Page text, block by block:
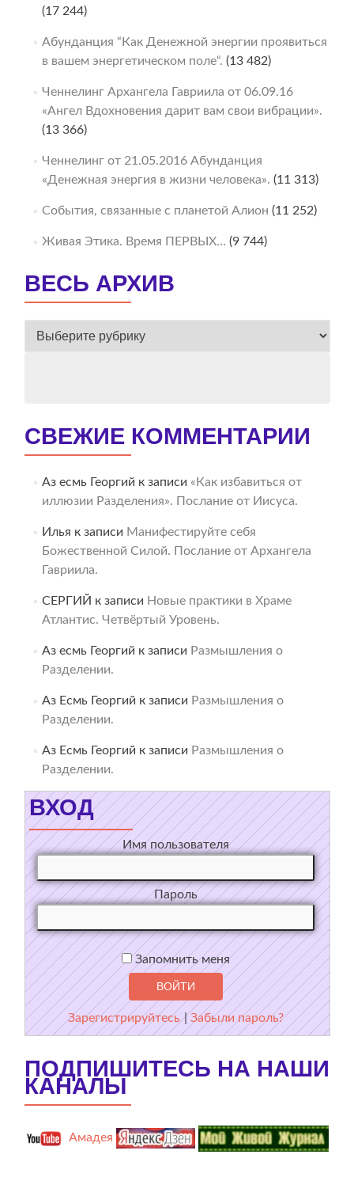
(17 244)
Абунданция “Как Денежной энергии проявиться
в вашем энергетическом поле“. (13 482)
Ченнелинг Архангела Гавриила от 06.09.16
«Ангел Вдохновения дарит вам свои вибрации».
(13 366)
Ченнелинг от 21.05.2016 Абунданция
«Денежная энергия в жизни человека». (11 313)
События, связанные с планетой Алион (11 252)
Живая Этика. Время ПЕРВЫХ… (9 744)
ВЕСЬ АРХИВ
ВЕСЬ
СВЕЖИЕ КОММЕНТАРИИ
Аз есмь Георгий к записи «Как избавиться от
иллюзии Разделения». Послание от Иисуса.
Илья к записи Манифестируйте себя
Божественной Силой. Послание от Архангела
Гавриила.
СЕРГИЙ к записи Новые практики в Храме
Атлантис. Четвёртый Уровень.
Аз есмь Георгий к записи Размышления о
Разделении.
Аз Есмь Георгий к записи Размышления о
Разделении.
Аз Есмь Георгий к записи Размышления о
Разделении.
ВХОД
Имя пользователя
Пароль
Запомнить меня
Зарегистрируйтесь |Забыли пароль?
ПОДПИШИТЕСЬ НА НАШИ
КАНАЛЫ
Амадея